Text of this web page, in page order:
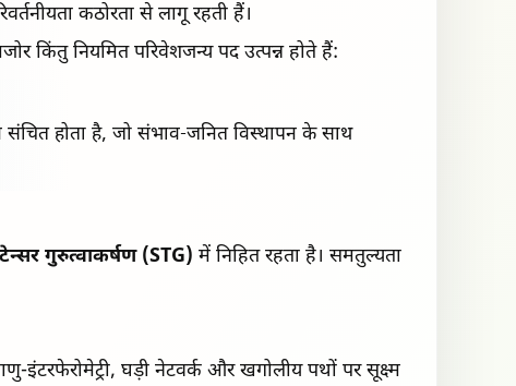
कठोरता से लागू रहती हैं।
किंतु नियमित परिवेशजन्य पद उत्पन्न होते हैं:
संचित होता है, जो संभाव-जनित विस्थापन के साथ
गुरुत्वाकर्षण (STG) में निहित रहता है। समतुल्यता
इंटरफेरोमेट्री, घड़ी नेटवर्क और खगोलीय पथों पर सूक्ष्म